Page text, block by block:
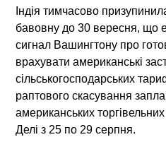
Індія тимчасово
бавовну до 30 вересня, що
сигнал Вашингтону про
врахувати американські
сільськогосподарських
раптового скасування
американських
Делі з 25 по 29 серпня.